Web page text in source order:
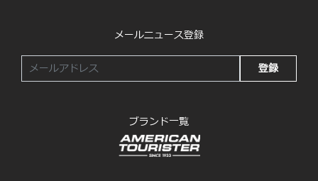
メールニュース登録
登録
ブランド一覧